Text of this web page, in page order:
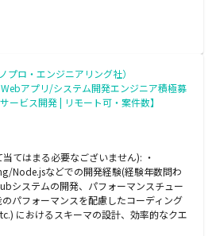
プロ・エンジニアリング社）
Webアプリ/システム開発エンジニア積極募
ービス開発 | リモート可・案件数】
てはまる必要なございません): ・
Node.jsなどでの開発経験(経験年数問わ
システムの開発、パフォーマンスチュー
パフォーマンスを配慮したコーディング
におけるスキーマの設計、効率的なクエ